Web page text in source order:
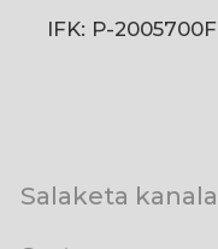
IFK: P-2005700F
User
account
Salaketa kanala